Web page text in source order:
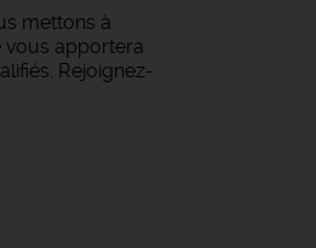
mettons à
vous apportera
Rejoignez-